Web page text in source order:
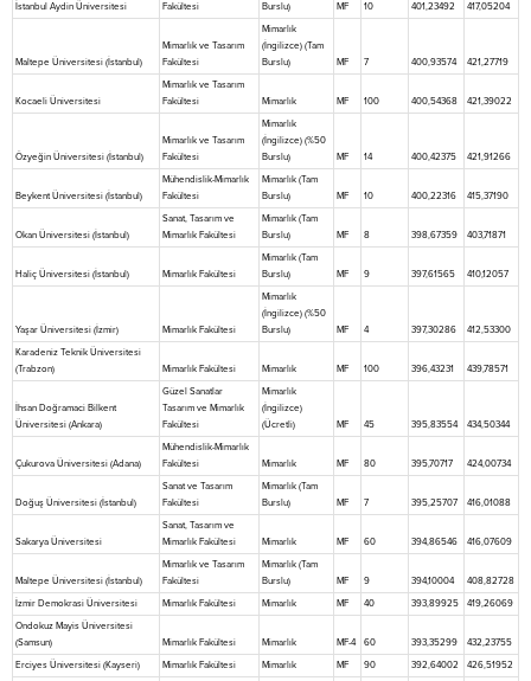
İstanbul Aydin Üniversitesi
Fakültesi
Burslu)
MF 10 401,23492 417,05204
Maltepe Üniversitesi (İstanbul)
Mimarlık ve Tasarım
Fakültesi
Mimarlık
(İngilizce) (Tam
Burslu)
MF 7 400,93574 421,27719
Kocaeli Üniversitesi
Mimarlık ve Tasarım
Fakültesi
Mimarlık MF 100 400,54368 421,39022
Özyeğin Üniversitesi (İstanbul)
Mimarlık ve Tasarım
Fakültesi
Mimarlık
(İngilizce) (%50
Burslu)
MF 14 400,42375 421,91266
Beykent Üniversitesi (İstanbul)
Mühendislik-Mimarlık
Fakültesi
Mimarlık (Tam
Burslu)
MF 10 400,22316 415,37190
Okan Üniversitesi (İstanbul)
Sanat, Tasarım ve
Mimarlık Fakültesi
Mimarlık (Tam
Burslu)
MF 8 398,67359 403,71871
Haliç Üniversitesi (İstanbul) Mimarlık Fakültesi
Mimarlık (Tam
Burslu)
MF 9 397,61565 410,12057
Yaşar Üniversitesi (İzmir) Mimarlık Fakültesi
Mimarlık
(İngilizce) (%50
Burslu)
MF 4 397,30286 412,53300
Karadeniz Teknik Üniversitesi
(Trabzon)
Mimarlık Fakültesi Mimarlık MF 100 396,43231 439,78571
İhsan Doğramaci Bilkent
Üniversitesi (Ankara)
Güzel Sanatlar
Tasarım ve Mimarlık
Fakültesi
Mimarlık
(İngilizce)
(Ücretli)
MF 45 395,83554 434,50344
Çukurova Üniversitesi (Adana)
Mühendislik-Mimarlık
Fakültesi
Mimarlık MF 80 395,70717 424,00734
Doğuş Üniversitesi (İstanbul)
Sanat ve Tasarım
Fakültesi
Mimarlık (Tam
Burslu)
MF 7 395,25707 416,01088
Sakarya Üniversitesi
Sanat, Tasarım ve
Mimarlık Fakültesi
Mimarlık MF 60 394,86546 416,07609
Maltepe Üniversitesi (İstanbul)
Mimarlık ve Tasarım
Fakültesi
Mimarlık (Tam
Burslu)
MF 9 394,10004 408,82728
İzmir Demokrasi Üniversitesi Mimarlık Fakültesi Mimarlık MF 40 393,89925 419,26069
Ondokuz Mayis Üniversitesi
(Samsun)
Mimarlık Fakültesi Mimarlık MF-4 60 393,35299 432,23755
Erciyes Üniversitesi (Kayseri) Mimarlık Fakültesi Mimarlık MF 90 392,64002 426,51952